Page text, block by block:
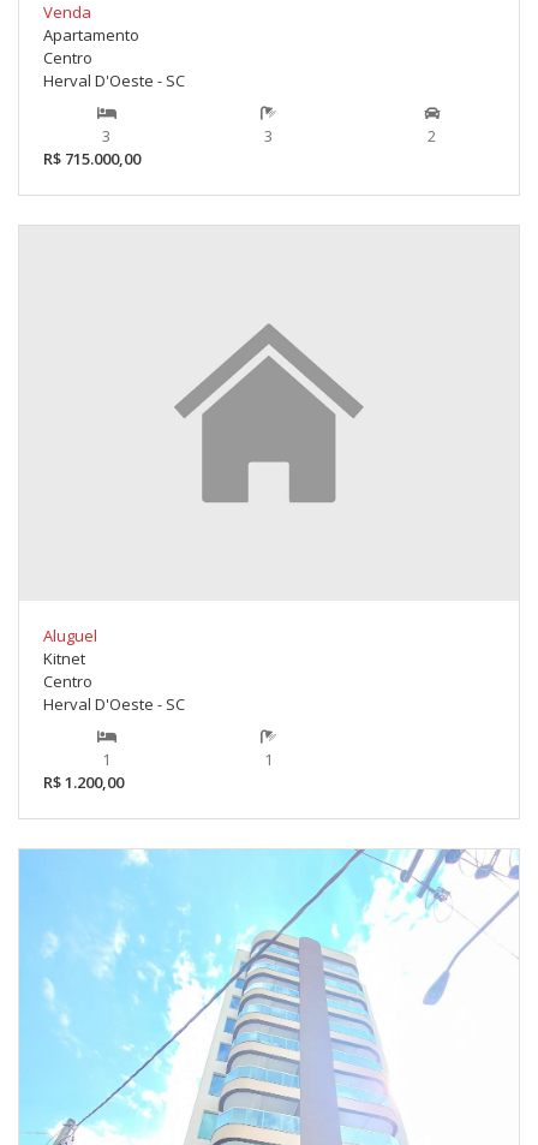
Venda
Apartamento
Centro
Herval D'Oeste - SC
3 3
2
R$ 715.000,00
Aluguel
Kitnet
Centro
Herval D'Oeste - SC
1
1
R$ 1.200,00